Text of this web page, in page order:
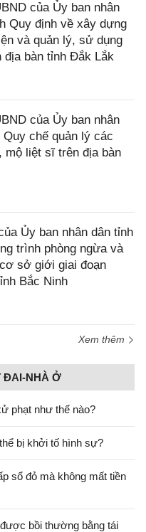
của Ủy ban nhân
Quy định về xây dựng
và quản lý, sử dụng
địa bàn tỉnh Đắk Lắk
của Ủy ban nhân
chế quản lý các
mộ liệt sĩ trên địa bàn
Ủy ban nhân dân tỉnh
trình phòng ngừa và
sở giới giai đoạn
Bắc Ninh
Xem thêm
ĐAI-NHÀ Ở
phạt như thế nào?
bị khởi tố hình sự?
sổ đỏ mà không mất tiền
bồi thường bằng tái